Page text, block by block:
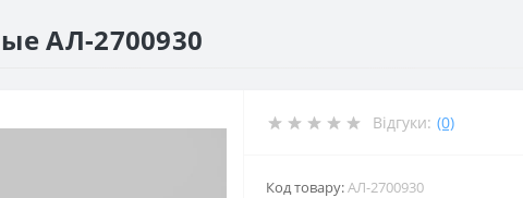
АЛ-2700930
Відгуки: (0)
Код товару:АЛ-2700930